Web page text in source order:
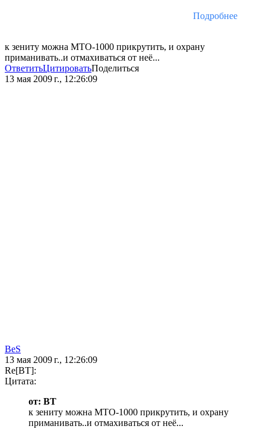
Подробнее
к зениту можна МТО-1000 прикрутить, и охрану
приманивать..и отмахиваться от неё...
ОтветитьЦитироватьПоделиться
13 мая 2009 г., 12:26:09
BeS
13 мая 2009 г., 12:26:09
Re[BT]:
Цитата:
от: BT
к зениту можна МТО-1000 прикрутить, и охрану
приманивать..и отмахиваться от неё...